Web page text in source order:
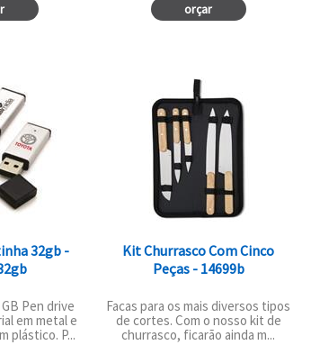
orçar
32gb -
GB Pen drive
em metal e
plástico. P...
Kit Churrasco Com Cinco
Peças - 14699b
Facas para os mais diversos tipos
de cortes. Com o nosso kit de
churrasco, ficarão ainda m...